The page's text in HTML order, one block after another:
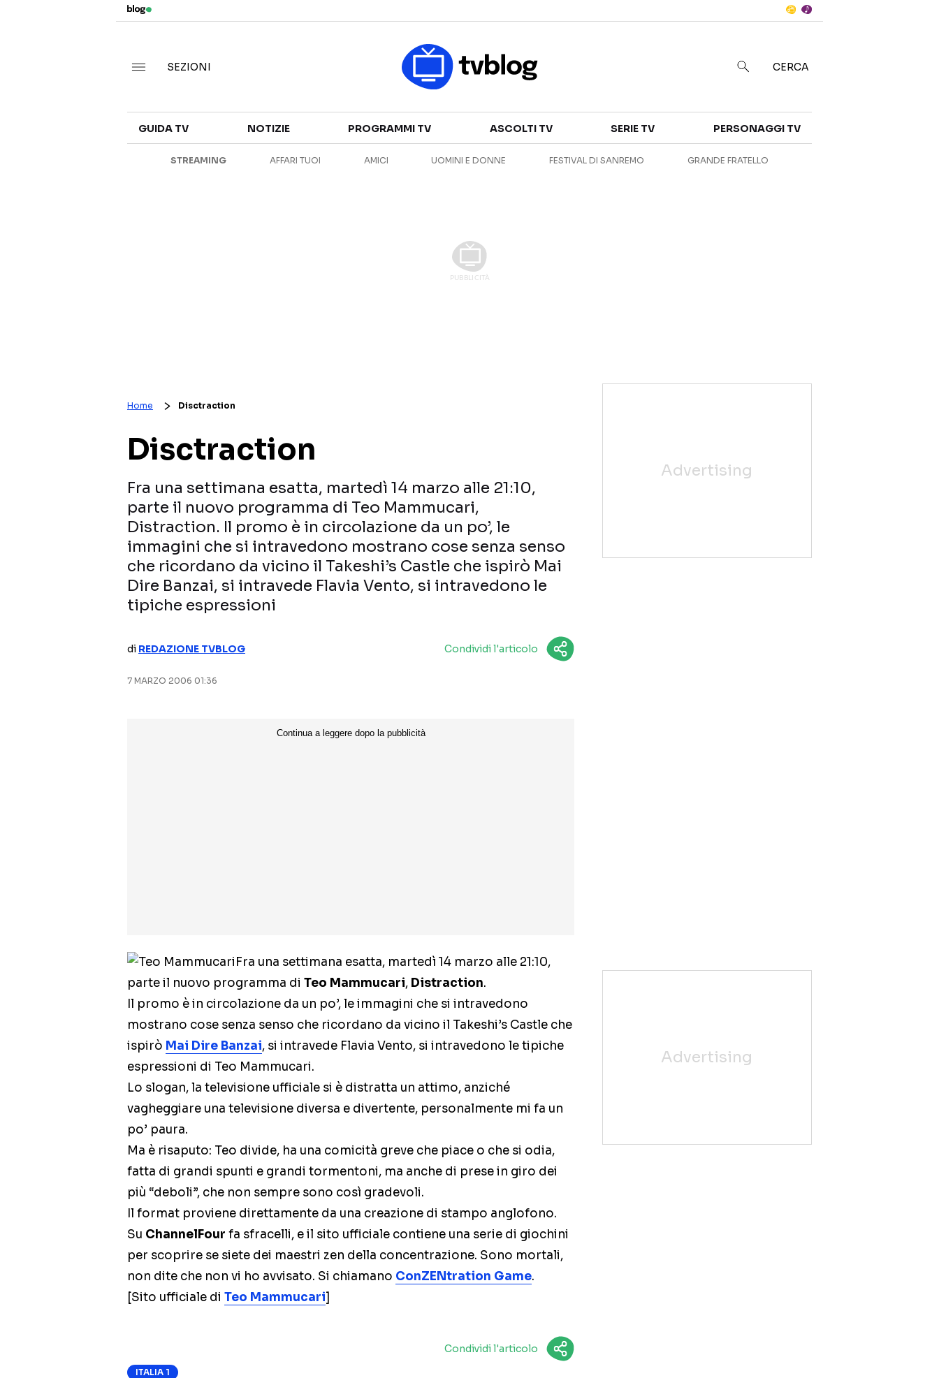
CANALI TV
SERIE TV
ANTEPRIME
SEZIONI CERCA
GUIDA TV NOTIZIE PROGRAMMI TV ASCOLTI TV SERIE TV PERSONAGGI TV
STREAMING AFFARI TUOI AMICI UOMINI E DONNE FESTIVAL DI SANREMO GRANDE FRATELLO
Home Disctraction
Disctraction
Fra una settimana esatta, martedì 14 marzo alle 21:10,
parte il nuovo programma di Teo Mammucari,
Distraction. Il promo è in circolazione da un po’, le
immagini che si intravedono mostrano cose senza senso
che ricordano da vicino il Takeshi’s Castle che ispirò Mai
Dire Banzai, si intravede Flavia Vento, si intravedono le
tipiche espressioni
di REDAZIONE TVBLOG Condividi l'articolo
7 MARZO 2006 01:36
Fra una settimana esatta, martedì 14 marzo alle 21:10,
parte il nuovo programma di Teo Mammucari, Distraction.
Il promo è in circolazione da un po’, le immagini che si intravedono
mostrano cose senza senso che ricordano da vicino il Takeshi’s Castle che
ispirò Mai Dire Banzai, si intravede Flavia Vento, si intravedono le tipiche
espressioni di Teo Mammucari.
Lo slogan, la televisione ufficiale si è distratta un attimo, anziché
vagheggiare una televisione diversa e divertente, personalmente mi fa un
po’ paura.
Ma è risaputo: Teo divide, ha una comicità greve che piace o che si odia,
fatta di grandi spunti e grandi tormentoni, ma anche di prese in giro dei
più “deboli”, che non sempre sono così gradevoli.
Il format proviene direttamente da una creazione di stampo anglofono.
Su ChannelFour fa sfracelli, e il sito ufficiale contiene una serie di giochini
per scoprire se siete dei maestri zen della concentrazione. Sono mortali,
non dite che non vi ho avvisato. Si chiamano ConZENtration Game.
[Sito ufficiale di Teo Mammucari]
Condividi l'articolo
ITALIA 1